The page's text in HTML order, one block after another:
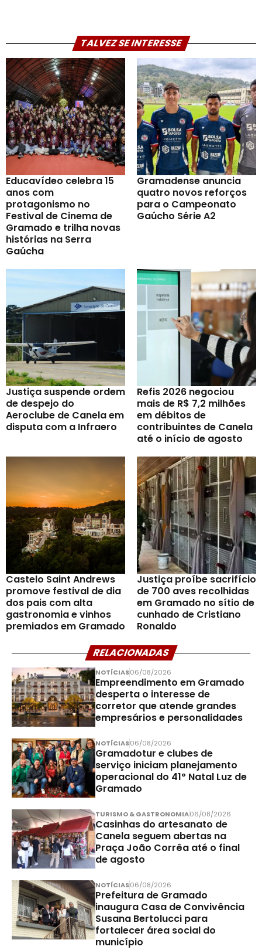
TALVEZ SE INTERESSE
Educavídeo celebra 15
anos com
protagonismo no
Festival de Cinema de
Gramado e trilha novas
histórias na Serra
Gaúcha
Gramadense anuncia
quatro novos reforços
para o Campeonato
Gaúcho Série A2
Justiça suspende ordem
de despejo do
Aeroclube de Canela em
disputa com a Infraero
Refis 2026 negociou
mais de R$ 7,2 milhões
em débitos de
contribuintes de Canela
até o início de agosto
Castelo Saint Andrews
promove festival de dia
dos pais com alta
gastronomia e vinhos
premiados em Gramado
Justiça proíbe sacrifício
de 700 aves recolhidas
em Gramado no sítio de
cunhado de Cristiano
Ronaldo
RELACIONADAS
NOTÍCIAS06/08/2026
Empreendimento em Gramado
desperta o interesse de
corretor que atende grandes
empresários e personalidades
NOTÍCIAS06/08/2026
Gramadotur e clubes de
serviço iniciam planejamento
operacional do 41º Natal Luz de
Gramado
TURISMO & GASTRONOMIA06/08/2026
Casinhas do artesanato de
Canela seguem abertas na
Praça João Corrêa até o final
de agosto
NOTÍCIAS06/08/2026
Prefeitura de Gramado
inaugura Casa de Convivência
Susana Bertolucci para
fortalecer área social do
município